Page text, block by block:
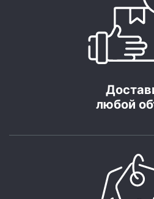
любой